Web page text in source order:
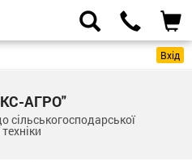
Вхід
АГРО"
сільськогосподарської